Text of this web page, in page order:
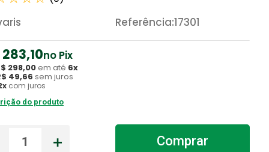
Referência:17301
283,10no Pix
298,00em até 6x
49,66 sem juros
x com juros
do produto
＋ Comprar